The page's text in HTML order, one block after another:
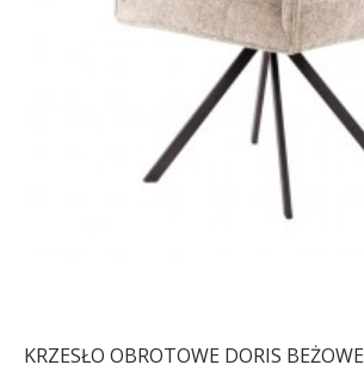
KRZESŁO OBROTOWE DORIS BEŻOWE